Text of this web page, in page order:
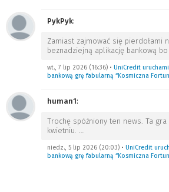
PykPyk:
Zamiast zajmować się pierdołami
beznadziejną aplikację bankową
wt., 7 lip 2026 (16:36) • UniCredit
bankową grę fabularną “Kosmiczna
human1:
Trochę spóźniony ten news. Ta gra
kwietniu. …
niedz., 5 lip 2026 (20:03) • UniCredit
bankową grę fabularną “Kosmiczna